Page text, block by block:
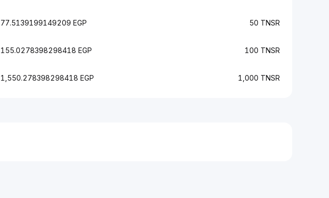
77.5139199149209 EGP 50 TNSR
155.0278398298418 EGP 100 TNSR
1,550.278398298418 EGP 1,000 TNSR